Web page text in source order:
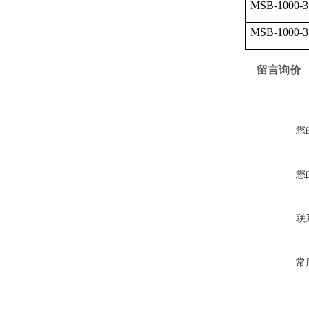
MSB-1000-
MSB-1000-
留言询价
您
您
联
常